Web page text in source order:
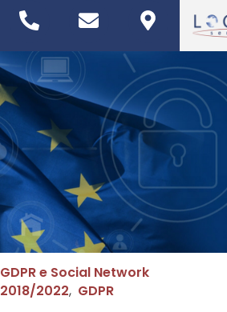
GDPR e Social Network
2018/2022, GDPR